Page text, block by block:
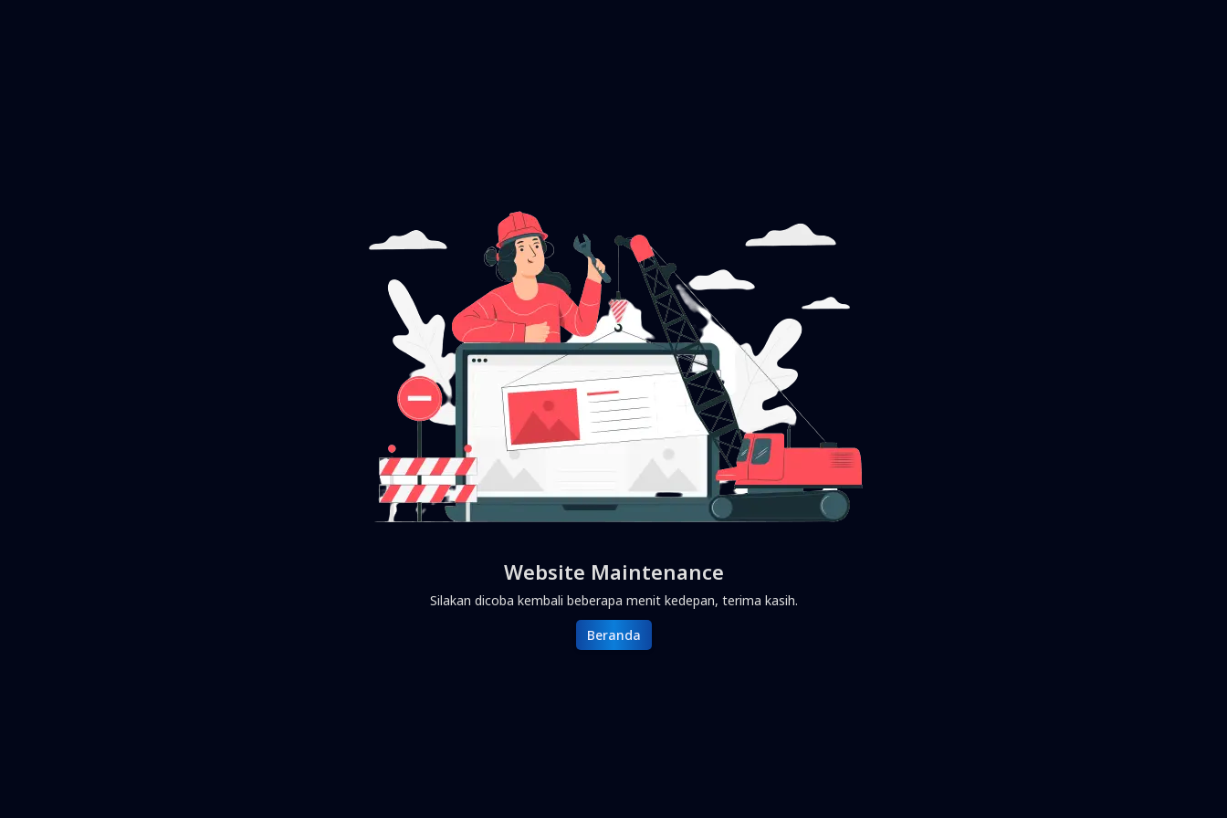
Website Maintenance
Silakan dicoba kembali beberapa menit kedepan, terima kasih.
Beranda